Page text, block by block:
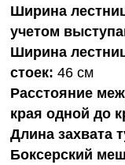
Ширина
учетом
Ширина
стоек: 46 см
Расстояние
края одной до
Длина захвата
Боксерский